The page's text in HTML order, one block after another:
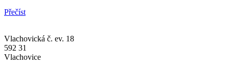
Přečíst
Vlachovická č. ev. 18
592 31
Vlachovice